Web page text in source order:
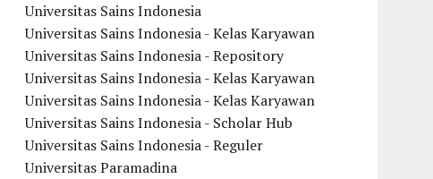
Universitas Sains Indonesia
Universitas Sains Indonesia - Kelas Karyawan
Universitas Sains Indonesia - Repository
Universitas Sains Indonesia - Kelas Karyawan
Universitas Sains Indonesia - Kelas Karyawan
Universitas Sains Indonesia - Scholar Hub
Universitas Sains Indonesia - Reguler
Universitas Paramadina